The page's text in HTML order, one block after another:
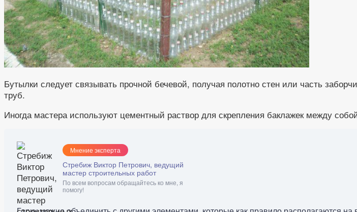
Бутылки следует связывать прочной бечевой, получая полотно стен или часть
труб.
Иногда мастера используют цементный раствор для скрепления баклажек между
Мнение эксперта
Стребиж Виктор Петрович, ведущий
мастер строительных работ
По всем вопросам обращайтесь ко мне, я
помогу!